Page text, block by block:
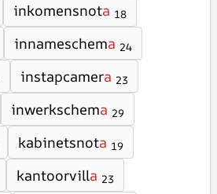
inkomensnota 18
innameschema 24
instapcamera 23
inwerkschema 29
kabinetsnota 19
kantoorvilla 23